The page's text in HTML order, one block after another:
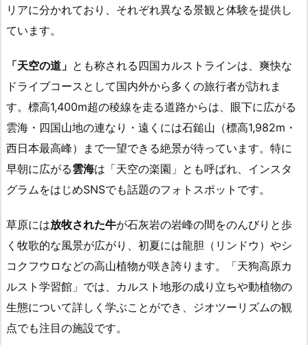
リアに分かれており、それぞれ異なる景観と体験を提供し
ています。
「天空の道」 とも称される四国カルストラインは、爽快な
ドライブコースとして国内外から多くの旅行者が訪れま
す。標高1,400m超の稜線を走る道路からは、眼下に広がる
雲海・四国山地の連なり・遠くには石鎚山（標高1,982m・
西日本最高峰）まで一望できる絶景が待っています。特に
早朝に広がる雲海は「天空の楽園」とも呼ばれ、インスタ
グラムをはじめSNSでも話題のフォトスポットです。
草原には放牧された牛が石灰岩の岩峰の間をのんびりと歩
く牧歌的な風景が広がり、初夏には龍胆（リンドウ）やシ
コクフウロなどの高山植物が咲き誇ります。「天狗高原カ
ルスト学習館」では、カルスト地形の成り立ちや動植物の
生態について詳しく学ぶことができ、ジオツーリズムの観
点でも注目の施設です。